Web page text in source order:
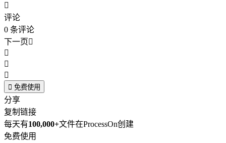

评论
0 条评论
下一页



 免费使用
分享
复制链接
每天有100,000+文件在ProcessOn创建
免费使用